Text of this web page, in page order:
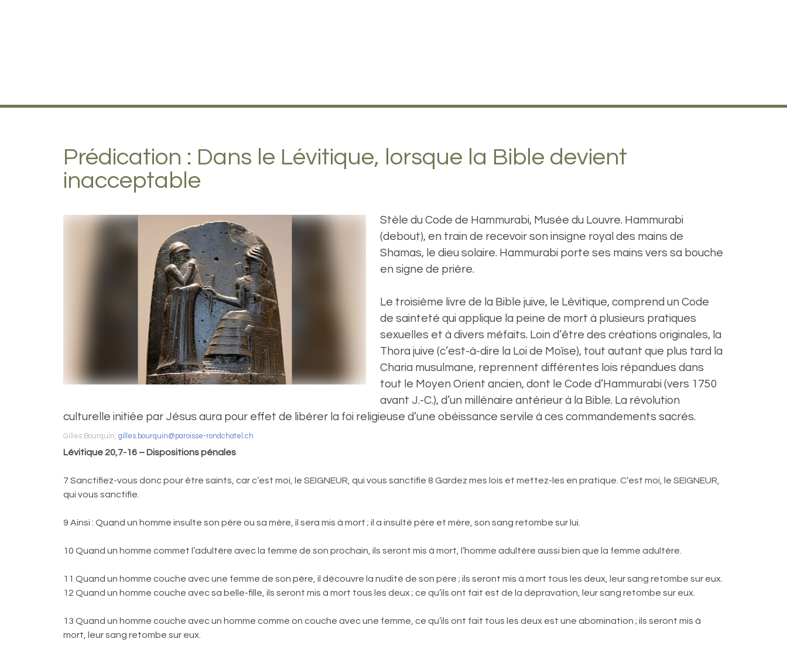
Prédication : Dans le Lévitique, lorsque la Bible devient
inacceptable
Stèle du Code de Hammurabi, Musée du Louvre. Hammurabi
(debout), en train de recevoir son insigne royal des mains de
Shamas, le dieu solaire. Hammurabi porte ses mains vers sa bouche
en signe de prière.
Le troisième livre de la Bible juive, le Lévitique, comprend un Code
de sainteté qui applique la peine de mort à plusieurs pratiques
sexuelles et à divers méfaits. Loin d’être des créations originales, la
Thora juive (c’est-à-dire la Loi de Moïse), tout autant que plus tard la
Charia musulmane, reprennent différentes lois répandues dans
tout le Moyen Orient ancien, dont le Code d’Hammurabi (vers 1750
avant J.-C.), d’un millénaire antérieur à la Bible. La révolution
culturelle initiée par Jésus aura pour effet de libérer la foi religieuse d’une obéissance servile à ces commandements sacrés.
Gilles Bourquin, gilles.bourquin@paroisse-rondchatel.ch
Lévitique 20,7-16 – Dispositions pénales
7 Sanctifiez-vous donc pour être saints, car c’est moi, le SEIGNEUR, qui vous sanctifie 8 Gardez mes lois et mettez-les en pratique. C’est moi, le SEIGNEUR,
qui vous sanctifie.
9 Ainsi : Quand un homme insulte son père ou sa mère, il sera mis à mort ; il a insulté père et mère, son sang retombe sur lui.
10 Quand un homme commet l’adultère avec la femme de son prochain, ils seront mis à mort, l’homme adultère aussi bien que la femme adultère.
11 Quand un homme couche avec une femme de son père, il découvre la nudité de son père ; ils seront mis à mort tous les deux, leur sang retombe sur eux.
12 Quand un homme couche avec sa belle-fille, ils seront mis à mort tous les deux ; ce qu’ils ont fait est de la dépravation, leur sang retombe sur eux.
13 Quand un homme couche avec un homme comme on couche avec une femme, ce qu’ils ont fait tous les deux est une abomination ; ils seront mis à
mort, leur sang retombe sur eux.